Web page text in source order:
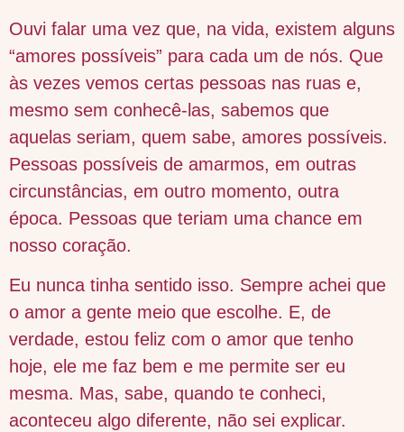
Ouvi falar uma vez que, na vida, existem alguns
“amores possíveis” para cada um de nós. Que
às vezes vemos certas pessoas nas ruas e,
mesmo sem conhecê-las, sabemos que
aquelas seriam, quem sabe, amores possíveis.
Pessoas possíveis de amarmos, em outras
circunstâncias, em outro momento, outra
época. Pessoas que teriam uma chance em
nosso coração.
Eu nunca tinha sentido isso. Sempre achei que
o amor a gente meio que escolhe. E, de
verdade, estou feliz com o amor que tenho
hoje, ele me faz bem e me permite ser eu
mesma. Mas, sabe, quando te conheci,
aconteceu algo diferente, não sei explicar.